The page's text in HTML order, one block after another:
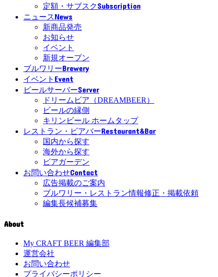
定額・サブスクSubscription
ニュースNews
新商品発売
お知らせ
イベント
新規オープン
ブルワリーBrewery
イベント Event
ビールサーバーServer
ドリームビア（DREAMBEER）
ビールの縁側
キリンビール ホームタップ
レストラン・ビアバーRestaurant&Bar
国内から探す
海外から探す
ビアガーデン
お問い合わせContact
広告掲載のご案内
ブルワリー・レストラン情報修正・掲載依頼
編集長候補募集
About
My CRAFT BEER 編集部
運営会社
お問い合わせ
プライバシーポリシー